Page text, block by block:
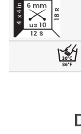
12 S
18 R
6 mm
us 10